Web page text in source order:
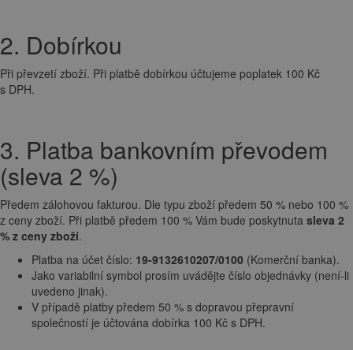
2. Dobírkou
Při převzetí zboží. Při platbě dobírkou účtujeme poplatek 100 Kč
s DPH.
3. Platba bankovním převodem
(sleva 2 %)
Předem zálohovou fakturou. Dle typu zboží předem 50 % nebo 100 %
z ceny zboží. Při platbě předem 100 % Vám bude poskytnuta sleva 2
% z ceny zboží.
Platba na účet číslo: 19-9132610207/0100 (Komerční banka).
Jako variabilní symbol prosím uvádějte číslo objednávky (není-li
uvedeno jinak).
V případě platby předem 50 % s dopravou přepravní
společností je účtována dobírka 100 Kč s DPH.